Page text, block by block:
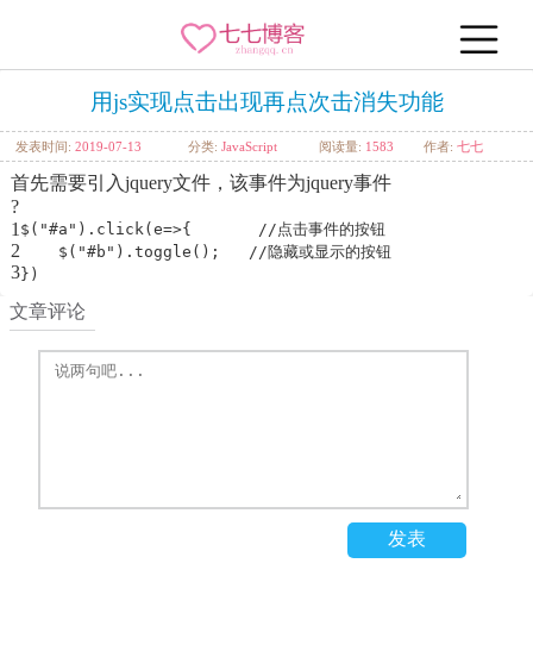
用js实现点击出现再点次击消失功能
发表时间:2019-07-13 分类:JavaScript 阅读量: 1583 作者: 七七
首先需要引入jquery文件，该事件为jquery事件
?
1
2
3
$( "#a" ).click(e=>{ //点击事件的按钮
$( "#b" ).toggle(); //隐藏或显示的按钮
})
文章评论
发表